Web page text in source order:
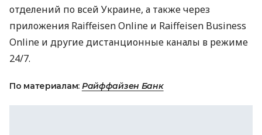
отделений по всей Украине, а также через
приложения Raiffeisen Online и Raiffeisen Business
Online и другие дистанционные каналы в режиме
24/7.
По материалам: Райффайзен Банк